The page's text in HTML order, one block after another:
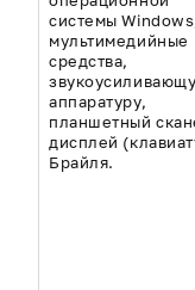
системы
мультимедийные
средства,
аппаратуру,
планшетный
дисплей
Брайля.